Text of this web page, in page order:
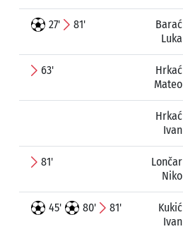
27' 81'
Barać
Luka
63'
Hrkać
Mateo
Hrkać
Ivan
81'
Lončar
Niko
45' 80' 81'
Kukić
Ivan